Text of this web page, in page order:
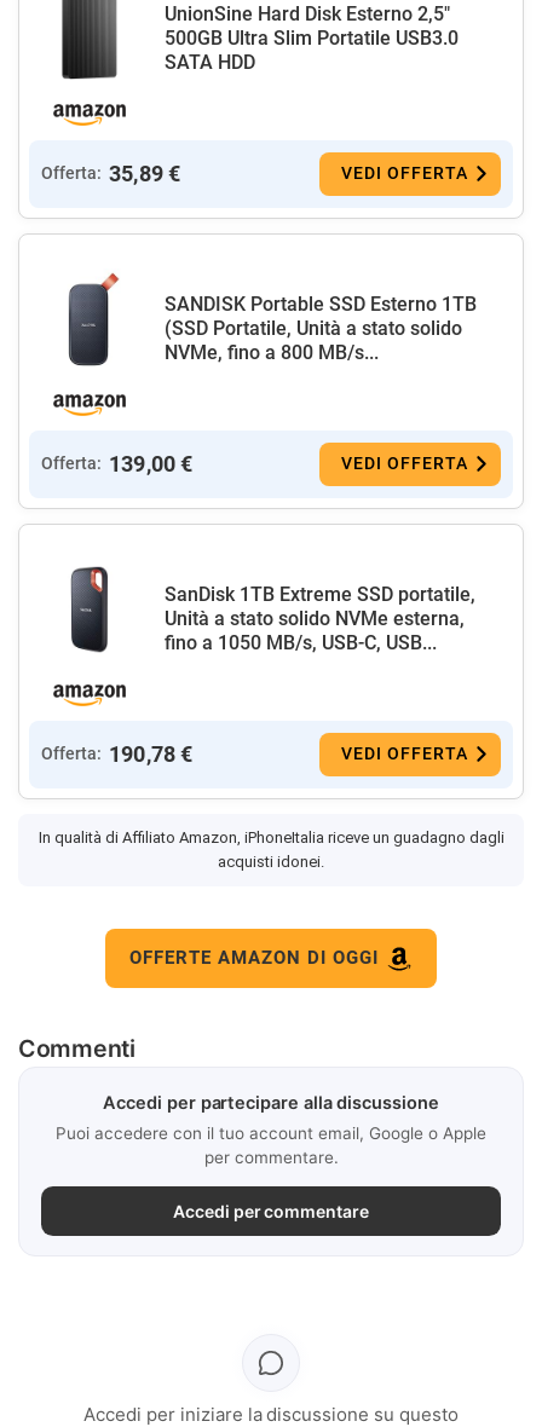
UnionSine Hard Disk Esterno 2,5"
500GB Ultra Slim Portatile USB3.0
SATA HDD
Offerta: 35,89 € VEDI OFFERTA
SANDISK Portable SSD Esterno 1TB
(SSD Portatile, Unità a stato solido
NVMe, fino a 800 MB/s...
Offerta: 139,00 € VEDI OFFERTA
SanDisk 1TB Extreme SSD portatile,
Unità a stato solido NVMe esterna,
fino a 1050 MB/s, USB-C, USB...
Offerta: 190,78 € VEDI OFFERTA
In qualità di Affiliato Amazon, iPhoneItalia riceve un guadagno dagli
acquisti idonei.
OFFERTE AMAZON DI OGGI
Commenti
Accedi per partecipare alla discussione
Puoi accedere con il tuo account email, Google o Apple
per commentare.
Accedi per commentare
Accedi per iniziare la discussione su questo